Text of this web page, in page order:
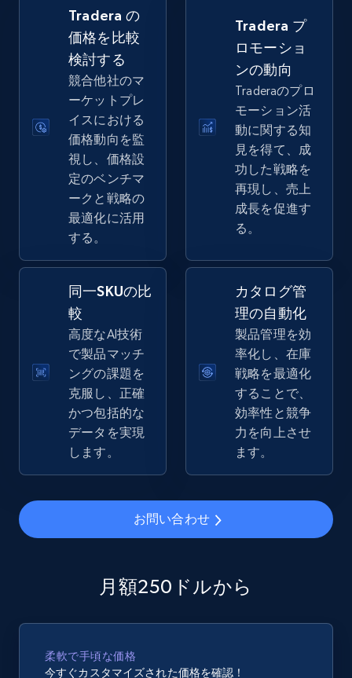
Amazon sellers info
Seller id, URL, Seller name, Description, Detailed
info, Stars, Feedbacks, Return policy, and more.
2.5K+ 378+ 今すぐ始める
URL, Product id, Title, Seller name, Seller rating,
Seller reviews, Breadcrumbs, Root category, and
2.5K+ 358+ 今すぐ始める
eBay - Gather data on products using
specified keywords
URL, Product id, Title, Seller name, Seller rating,
Seller reviews, Breadcrumbs, Root category, and
URL, Product id, Title, Seller name, Seller rating,
Seller reviews, Breadcrumbs, Root category, and
2.5K+ 358+
Tradera の
価格を比較
検討する
競合他社のマ
ーケットプレ
イスにおける
価格動向を監
視し、価格設
定のベンチマ
ークと戦略の
最適化に活用
する。
Tradera プ
ロモーショ
ンの動向
Traderaのプロ
モーション活
動に関する知
見を得て、成
功した戦略を
再現し、売上
成長を促進す
る。
同一SKUの比
較
高度なAI技術
で製品マッチ
ングの課題を
克服し、正確
かつ包括的な
データを実現
します。
カタログ管
理の自動化
製品管理を効
率化し、在庫
戦略を最適化
することで、
効率性と競争
力を向上させ
ます。
お問い合わせ
月額250ドルから
柔軟で手頃な価格
今すぐカスタマイズされた価格を確認！